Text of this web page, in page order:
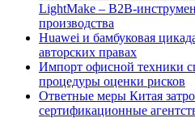
LightMake – B2B-
производства
Huawei и бамбуковая
авторских правах
Импорт офисной техники
процедуры оценки рисков
Ответные меры Китая
сертификационные